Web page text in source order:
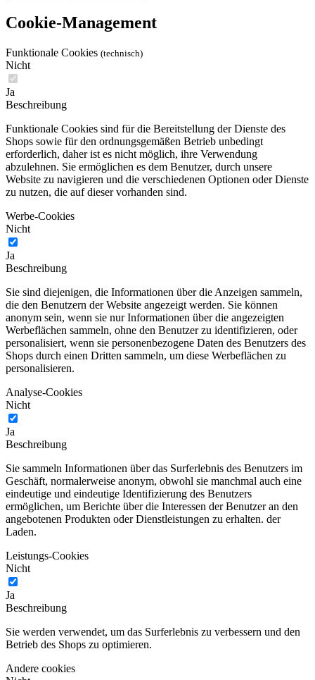
Cookie-Management
Funktionale Cookies (technisch)
Nicht
Ja
Beschreibung
Funktionale Cookies sind für die Bereitstellung der Dienste des
Shops sowie für den ordnungsgemäßen Betrieb unbedingt
erforderlich, daher ist es nicht möglich, ihre Verwendung
abzulehnen. Sie ermöglichen es dem Benutzer, durch unsere
Website zu navigieren und die verschiedenen Optionen oder Dienste
zu nutzen, die auf dieser vorhanden sind.
Werbe-Cookies
Nicht
Ja
Beschreibung
Sie sind diejenigen, die Informationen über die Anzeigen sammeln,
die den Benutzern der Website angezeigt werden. Sie können
anonym sein, wenn sie nur Informationen über die angezeigten
Werbeflächen sammeln, ohne den Benutzer zu identifizieren, oder
personalisiert, wenn sie personenbezogene Daten des Benutzers des
Shops durch einen Dritten sammeln, um diese Werbeflächen zu
personalisieren.
Analyse-Cookies
Nicht
Ja
Beschreibung
Sie sammeln Informationen über das Surferlebnis des Benutzers im
Geschäft, normalerweise anonym, obwohl sie manchmal auch eine
eindeutige und eindeutige Identifizierung des Benutzers
ermöglichen, um Berichte über die Interessen der Benutzer an den
angebotenen Produkten oder Dienstleistungen zu erhalten. der
Laden.
Leistungs-Cookies
Nicht
Ja
Beschreibung
Sie werden verwendet, um das Surferlebnis zu verbessern und den
Betrieb des Shops zu optimieren.
Andere cookies